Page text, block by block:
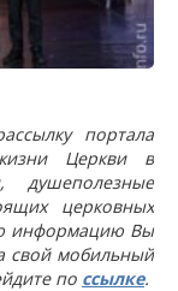
портала
Церкви в
душеполезные
церковных
информацию Вы
свой мобильный
по ссылке.